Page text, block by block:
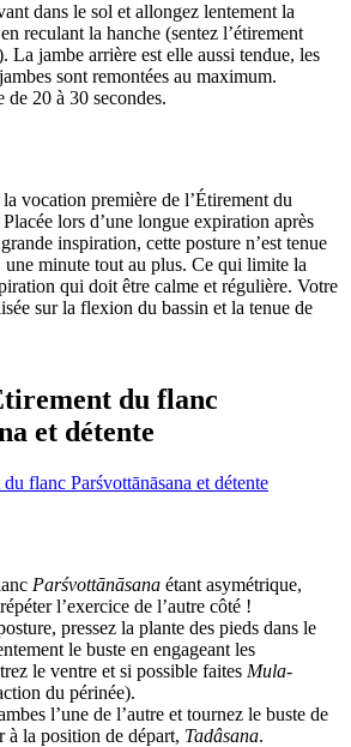
dans le sol et allongez lentement la
reculant la hanche (sentez l’étirement
La jambe arrière est elle aussi tendue, les
sont remontées au maximum.
de 20 à 30 secondes.
vocation première de l’Étirement du
Placée lors d’une longue expiration après
inspiration, cette posture n’est tenue
une minute tout au plus. Ce qui limite la
qui doit être calme et régulière. Votre
sur la flexion du bassin et la tenue de
du flanc
et détente
Parśvottānāsana étant asymétrique,
l’exercice de l’autre côté !
pressez la plante des pieds dans le
le buste en engageant les
le ventre et si possible faites Mula-
du périnée).
l’une de l’autre et tournez le buste de
à la position de départ, Tadâsana.